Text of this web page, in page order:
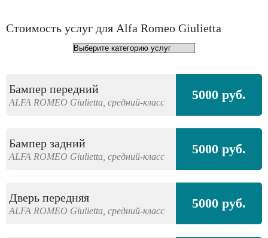
Стоимость услуг для Alfa Romeo Giulietta
Бампер передний
ALFA ROMEO Giulietta, средний-класс 5000 руб.
Бампер задний
ALFA ROMEO Giulietta, средний-класс 5000 руб.
Дверь передняя
ALFA ROMEO Giulietta, средний-класс 5000 руб.